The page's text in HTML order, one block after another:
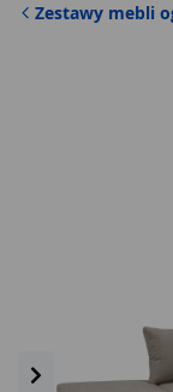
Zestawy mebli